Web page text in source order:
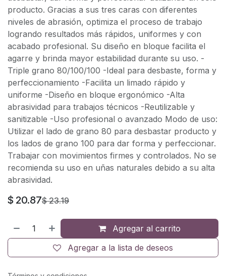
producto. Gracias a sus tres caras con diferentes
niveles de abrasión, optimiza el proceso de trabajo
logrando resultados más rápidos, uniformes y con
acabado profesional. Su diseño en bloque facilita el
agarre y brinda mayor estabilidad durante su uso. -
Triple grano 80/100/100 -Ideal para desbaste, forma y
perfeccionamiento -Facilita un limado rápido y
uniforme -Diseño en bloque ergonómico -Alta
abrasividad para trabajos técnicos -Reutilizable y
sanitizable -Uso profesional o avanzado Modo de uso:
Utilizar el lado de grano 80 para desbastar producto y
los lados de grano 100 para dar forma y perfeccionar.
Trabajar con movimientos firmes y controlados. No se
recomienda su uso en uñas naturales debido a su alta
abrasividad.
$ 20.87$23.19
Agregar al carrito
Agregar a la lista de deseos